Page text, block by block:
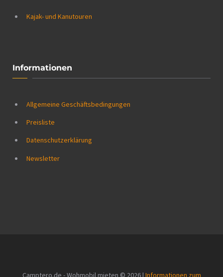
Kajak- und Kanutouren
Informationen
Allgemeine Geschäftsbedingungen
Preisliste
Datenschutzerklärung
Newsletter
Camptero.de - Wohmobil mieten © 2026 | Informationen zum